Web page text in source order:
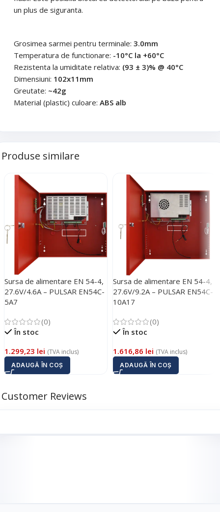
Cerințele tale (proiect, buget, termen, alte produse)
Trimite solicitarea
un plus de siguranta.
Grosimea sarmei pentru terminale: 3.0mm
Temperatura de functionare: -10°C la +60°C
Rezistenta la umiditate relativa: (93 ± 3)% @ 40°C
Dimensiuni: 102x11mm
Greutate: ~42g
Material (plastic) culoare: ABS alb
Produse similare
Sursa de alimentare EN 54-4,
27.6V/4.6A – PULSAR EN54C-
5A7
(0)
În stoc
1.299,23 lei (TVA inclus)
ADAUGĂ ÎN COȘ
Sursa de alimentare EN 54-4,
27.6V/9.2A – PULSAR EN54C-
10A17
(0)
În stoc
1.616,86 lei (TVA inclus)
ADAUGĂ ÎN COȘ
Customer Reviews